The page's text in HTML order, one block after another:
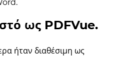
ως PDFVue.
ήταν διαθέσιμη ως